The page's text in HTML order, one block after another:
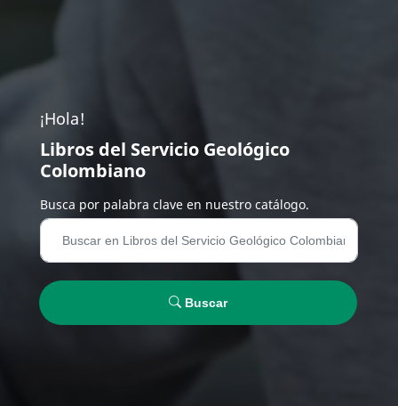
¡Hola!
Libros del Servicio Geológico
Colombiano
Busca por palabra clave en nuestro catálogo.
Buscar